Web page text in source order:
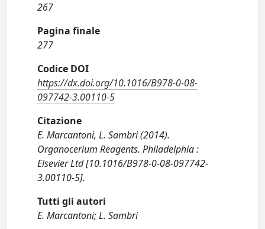
267
Pagina finale
277
Codice DOI
https://dx.doi.org/10.1016/B978-0-08-
097742-3.00110-5
Citazione
E. Marcantoni, L. Sambri (2014).
Organocerium Reagents. Philadelphia :
Elsevier Ltd [10.1016/B978-0-08-097742-
3.00110-5].
Tutti gli autori
E. Marcantoni; L. Sambri